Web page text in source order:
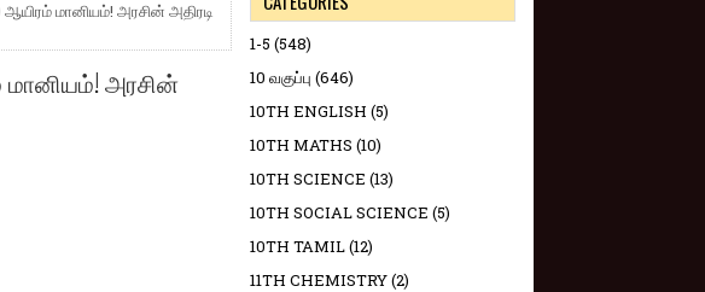
மானியம்! அரசின் அதிரடி
மானியம்! அரசின்
1-5 (548)
10 வகுப்பு (646)
10TH ENGLISH (5)
10TH MATHS (10)
10TH SCIENCE (13)
10TH SOCIAL SCIENCE (5)
10TH TAMIL(12)
11TH CHEMISTRY(2)